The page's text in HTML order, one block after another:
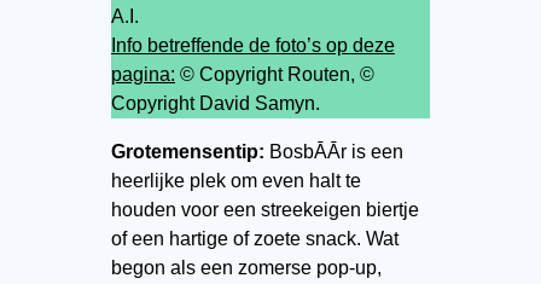
A.I.
Info betreffende de foto’s op deze
pagina: © Copyright Routen, ©
Copyright David Samyn.
Grotemensentip: BosbĀĀr is een
heerlijke plek om even halt te
houden voor een streekeigen biertje
of een hartige of zoete snack. Wat
begon als een zomerse pop-up,